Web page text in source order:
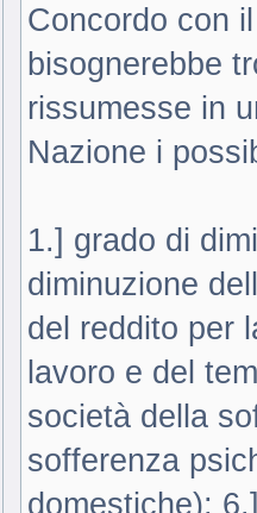
Concordo con
bisognerebbe
rissumesse in
Nazione i
1.] grado di
diminuzione
del reddito per
lavoro e del
società della
sofferenza
domestiche);